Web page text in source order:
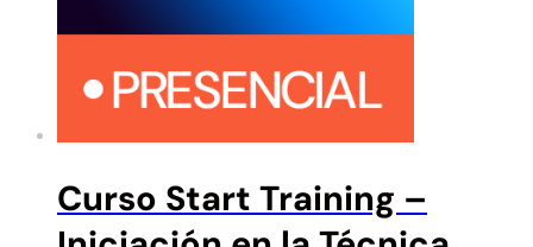
Curso Start Training –